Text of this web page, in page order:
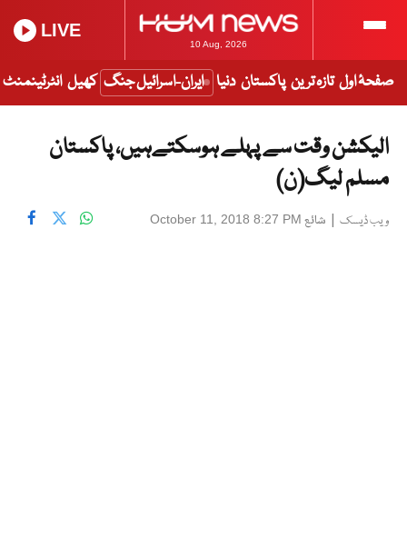
10 Aug, 2026
LIVE
صفحۂ اول تازہ ترین پاکستان دنیا ایران-اسرائیل جنگ کھیل انٹرٹینمنٹ
الیکشن وقت سے پہلے ہوسکتےہیں، پاکستان
مسلم لیگ(ن)
ویب ڈیسک | شائع October 11, 2018 8:27 PM